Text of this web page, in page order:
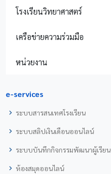
โรงเรียนวิทยาศาสตร์
เครือข่ายความร่วมมือ
หน่วยงาน
e-services
ระบบสารสนเทศโรงเรียน
ระบบสลิปเงินเดือนออนไลน์
ระบบบันทึกกิจกรรมพัฒนาผู้เรียน
ห้องสมุดออนไลน์